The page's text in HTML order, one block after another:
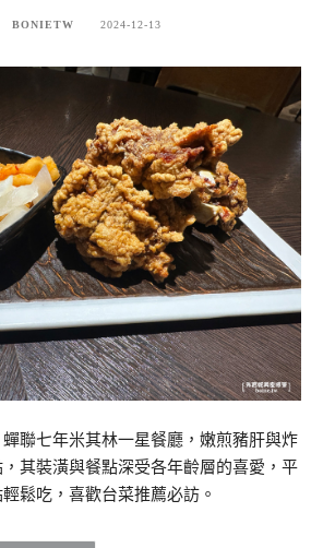
BONIETW 2024-12-13
蟬聯七年米其林一星餐廳，嫩煎豬肝與炸
其裝潢與餐點深受各年齡層的喜愛，平
鬆吃，喜歡台菜推薦必訪。